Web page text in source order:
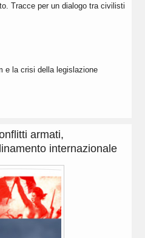
Tracce per un dialogo tra civilisti
e la crisi della legislazione
armati,
internazionale